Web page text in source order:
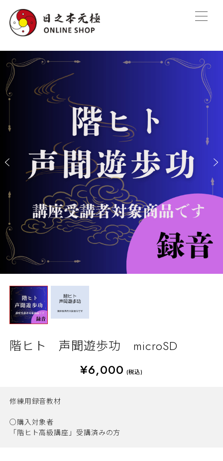
階ヒト 声聞遊歩功 microSD
¥6,000 (税込)
修練用録音教材
○購入対象者
「階ヒト高級講座」受講済みの方